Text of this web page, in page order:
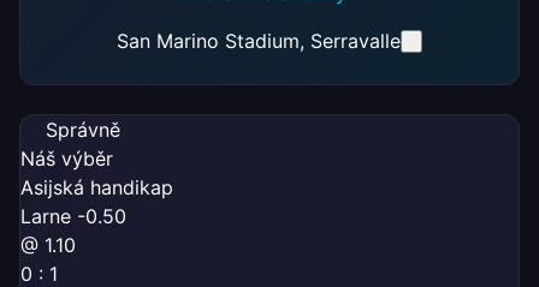
San Marino Stadium, Serravalle
Správně
Náš výběr
Asijská handikap
Larne -0.50
@ 1.10
0 : 1